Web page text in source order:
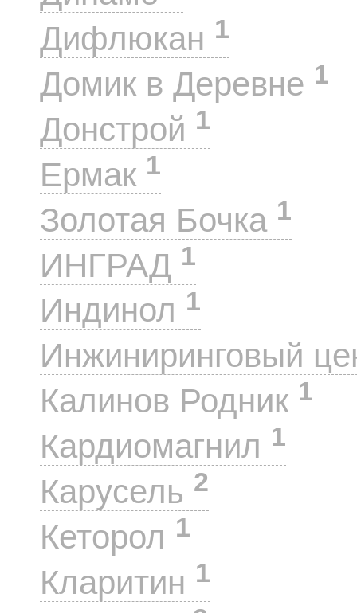
Дифлюкан 1
Домик в Деревне 1
Донстрой 1
Ермак 1
Золотая Бочка 1
ИНГРАД 1
Индинол 1
Инжиниринговый
Калинов Родник 1
Кардиомагнил 1
Карусель 2
Кеторол 1
Кларитин 1